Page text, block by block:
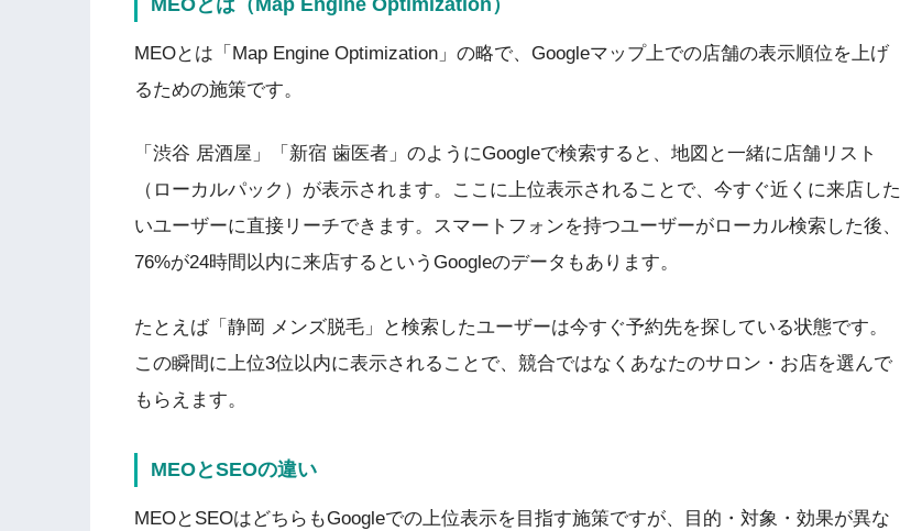
MEOとは「Map Engine Optimization」の略で、Googleマップ上での店舗の表示順位を上げ
るための施策です。
「渋谷 居酒屋」「新宿 歯医者」のようにGoogleで検索すると、地図と一緒に店舗リスト
（ローカルパック）が表示されます。ここに上位表示されることで、今すぐ近くに来店した
いユーザーに直接リーチできます。スマートフォンを持つユーザーがローカル検索した後、
76%が24時間以内に来店するというGoogleのデータもあります。
たとえば「静岡 メンズ脱毛」と検索したユーザーは今すぐ予約先を探している状態です。
この瞬間に上位3位以内に表示されることで、競合ではなくあなたのサロン・お店を選んで
もらえます。
MEOとSEOの違い
MEOとSEOはどちらもGoogleでの上位表示を目指す施策ですが、目的・対象・効果が異な